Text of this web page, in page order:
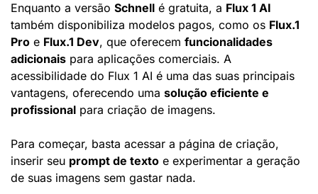
Enquanto a versão Schnell é gratuita, a Flux 1 AI
também disponibiliza modelos pagos, como os Flux.1
Pro e Flux.1 Dev, que oferecem funcionalidades
adicionais para aplicações comerciais. A
acessibilidade do Flux 1 AI é uma das suas principais
vantagens, oferecendo uma solução eficiente e
profissional para criação de imagens.
Para começar, basta acessar a página de criação,
inserir seu prompt de texto e experimentar a geração
de suas imagens sem gastar nada.